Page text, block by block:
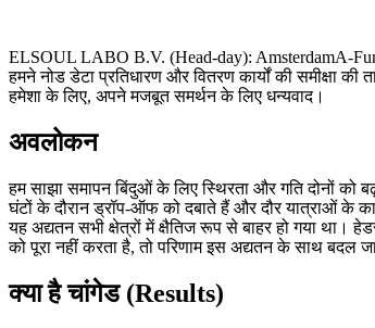
ELSOUL LABO B.V. (Head-day): AmsterdamA-
हमने नोड डेटा प्रतिधारण और वितरण कार्यों की समीक्षा
हमेशा के लिए, अपने मजबूत समर्थन के लिए धन्यवाद।
अवलोकन
हम साझा समापन बिंदुओं के लिए स्थिरता और गति दोनों
घंटों के दौरान ड्रॉप-ऑफ को दबाते हैं और दौर यात्राओं के
यह अद्यतन सभी क्षेत्रों में क्षैतिज रूप से बाहर हो गया
को पूरा नहीं करता है, तो परिणाम इस अद्यतन के साथ बदल
क्या है चांगेड (Results)